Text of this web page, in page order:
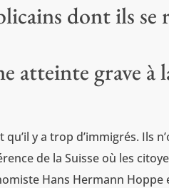
dont ils se
atteinte grave à
y a trop d’immigrés. Ils
de la Suisse où les
Hans Hermann Hoppe